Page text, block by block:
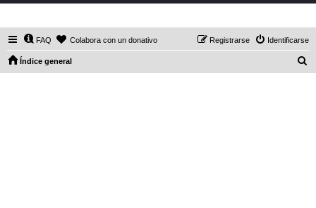
FAQ Colabora con un donativo Identificarse
Registrarse
Índice general